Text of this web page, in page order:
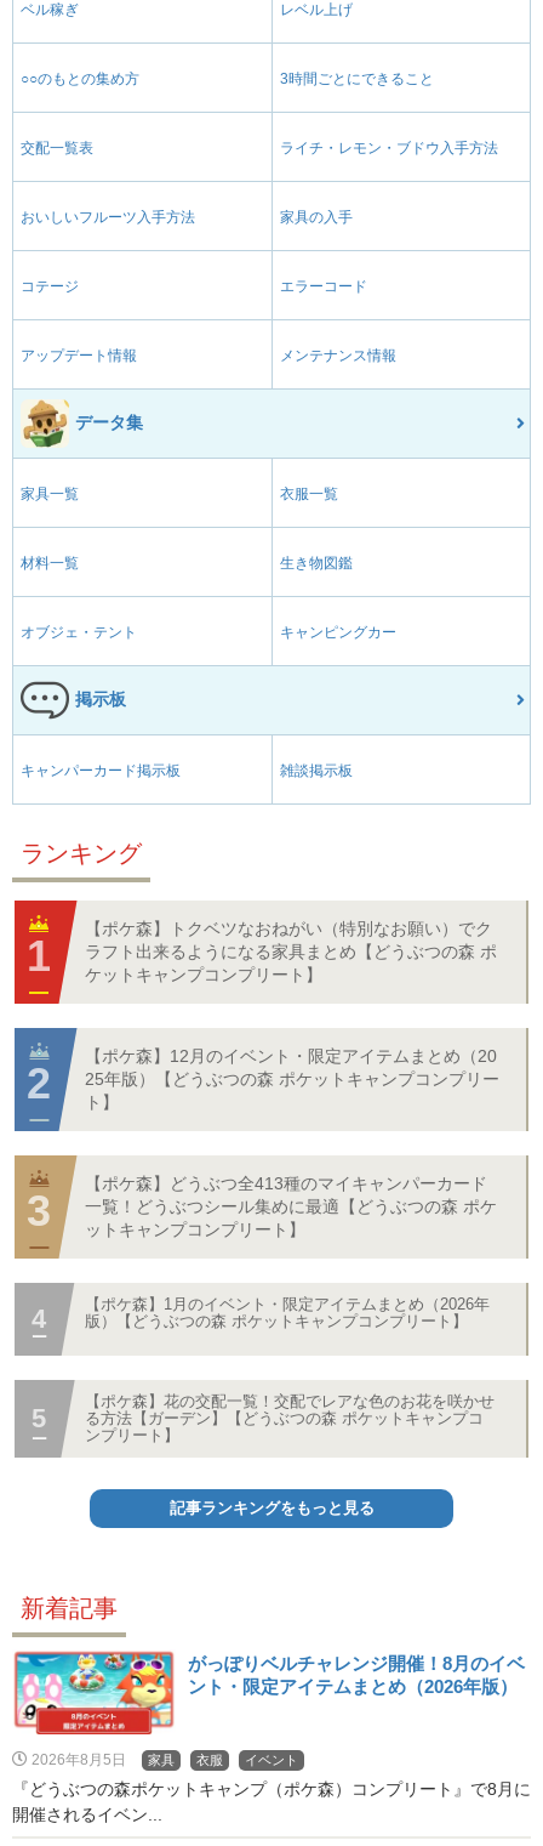
ベル稼ぎ レベル上げ
○○のもとの集め方 3時間ごとにできること
交配一覧表 ライチ・レモン・ブドウ入手方法
おいしいフルーツ入手方法 家具の入手
コテージ エラーコード
アップデート情報 メンテナンス情報
データ集
家具一覧 衣服一覧
材料一覧 生き物図鑑
オブジェ・テント キャンピングカー
掲示板
キャンパーカード掲示板 雑談掲示板
ランキング
【ポケ森】トクベツなおねがい（特別なお願い）でク
ラフト出来るようになる家具まとめ【どうぶつの森 ポ
ケットキャンプコンプリート】
【ポケ森】12月のイベント・限定アイテムまとめ（20
25年版）【どうぶつの森 ポケットキャンプコンプリー
ト】
【ポケ森】どうぶつ全413種のマイキャンパーカード
一覧！どうぶつシール集めに最適【どうぶつの森 ポケ
ットキャンプコンプリート】
【ポケ森】1月のイベント・限定アイテムまとめ（2026年
版）【どうぶつの森 ポケットキャンプコンプリート】
【ポケ森】花の交配一覧！交配でレアな色のお花を咲かせ
る方法【ガーデン】【どうぶつの森 ポケットキャンプコ
ンプリート】
記事ランキングをもっと見る
新着記事
がっぽりベルチャレンジ開催！8月のイベ
ント・限定アイテムまとめ（2026年版）
2026年8月5日 家具 衣服 イベント
『どうぶつの森ポケットキャンプ（ポケ森）コンプリート』で8月に
開催されるイベン...